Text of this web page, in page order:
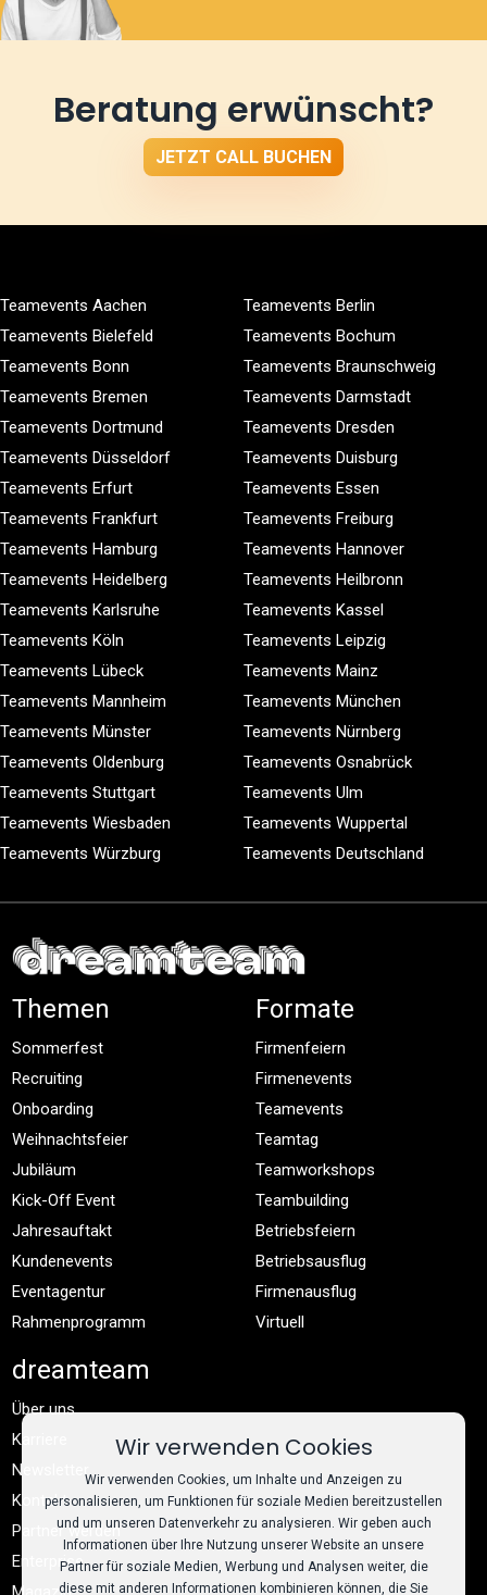
Beratung erwünscht?
JETZT CALL BUCHEN
Teamevents Aachen
Teamevents Berlin
Teamevents Bielefeld
Teamevents Bochum
Teamevents Bonn
Teamevents Braunschweig
Teamevents Bremen
Teamevents Darmstadt
Teamevents Dortmund
Teamevents Dresden
Teamevents Düsseldorf
Teamevents Duisburg
Teamevents Erfurt
Teamevents Essen
Teamevents Frankfurt
Teamevents Freiburg
Teamevents Hamburg
Teamevents Hannover
Teamevents Heidelberg
Teamevents Heilbronn
Teamevents Karlsruhe
Teamevents Kassel
Teamevents Köln
Teamevents Leipzig
Teamevents Lübeck
Teamevents Mainz
Teamevents Mannheim
Teamevents München
Teamevents Münster
Teamevents Nürnberg
Teamevents Oldenburg
Teamevents Osnabrück
Teamevents Stuttgart
Teamevents Ulm
Teamevents Wiesbaden
Teamevents Wuppertal
Teamevents Würzburg
Teamevents Deutschland
Themen
Sommerfest
Recruiting
Onboarding
Weihnachtsfeier
Jubiläum
Kick-Off Event
Jahresauftakt
Kundenevents
Eventagentur
Rahmenprogramm
Formate
Firmenfeiern
Firmenevents
Teamevents
Teamtag
Teamworkshops
Teambuilding
Betriebsfeiern
Betriebsausflug
Firmenausflug
Virtuell
dreamteam
Über uns
Karriere
Newsletter
Kontakt
Partner werden
Enterprise
Wir verwenden Cookies
Wir verwenden Cookies, um Inhalte und Anzeigen zu
personalisieren, um Funktionen für soziale Medien bereitzustellen
und um unseren Datenverkehr zu analysieren. Wir geben auch
Informationen über Ihre Nutzung unserer Website an unsere
Partner für soziale Medien, Werbung und Analysen weiter, die
diese mit anderen Informationen kombinieren können, die Sie